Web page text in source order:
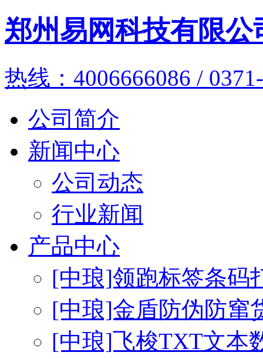
郑州易网科技有限公
热线：4006666086 /
公司简介
新闻中心
公司动态
行业新闻
产品中心
[中琅]领跑标签条码
[中琅]金盾防伪防窜
[中琅]飞梭TXT文本